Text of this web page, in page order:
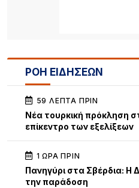
ΡΟΗ ΕΙΔΗΣΕΩΝ
59 ΛΕΠΤΆ ΠΡΙΝ
Νέα τουρκική πρόκληση
επίκεντρο των εξελίξεων
1 ΏΡΑ ΠΡΙΝ
Πανηγύρι στα Σβέρδια:
την παράδοση